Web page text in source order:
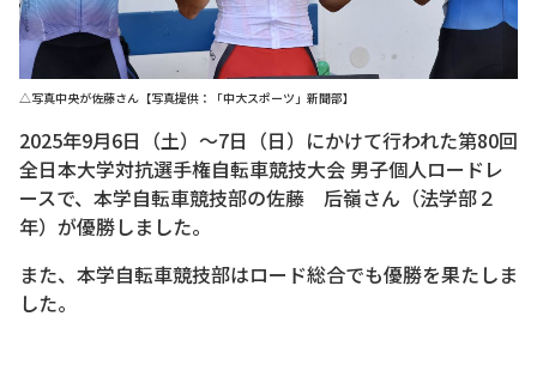
△写真中央が佐藤さん【写真提供：「中大スポーツ」新聞部】
2025年9月6日（土）～7日（日）にかけて行われた第80回
全日本大学対抗選手権自転車競技大会 男子個人ロードレ
ースで、本学自転車競技部の佐藤 后嶺さん（法学部２
年）が優勝しました。
また、本学自転車競技部はロード総合でも優勝を果たしま
した。